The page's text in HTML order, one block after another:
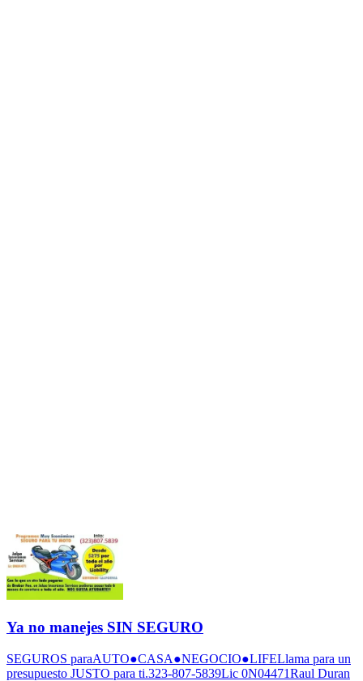
Ya no manejes SIN SEGURO
SEGUROS paraAUTO●CASA●NEGOCIO●LIFELlama para un
presupuesto JUSTO para ti.323-807-5839Lic 0N04471Raul Duran